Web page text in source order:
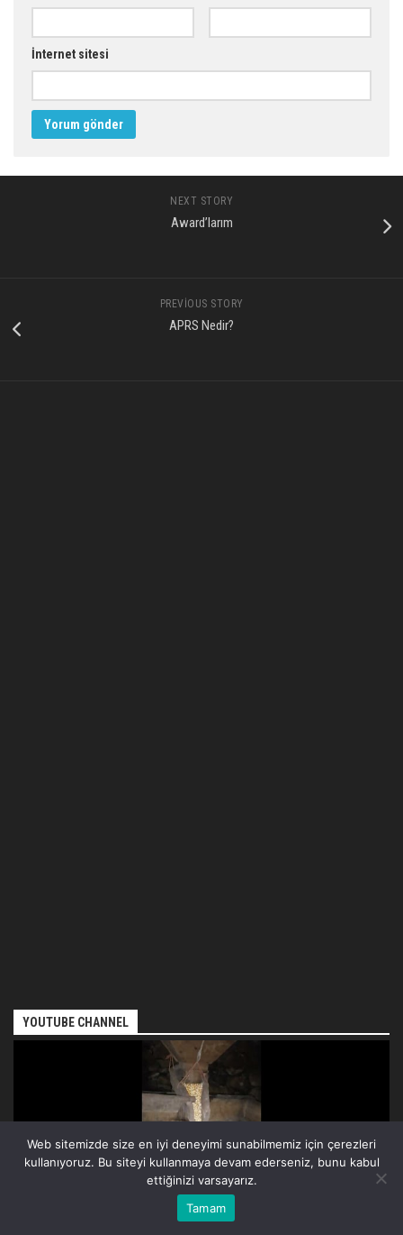
İnternet sitesi
NEXT STORY
Award’larım
PREVIOUS STORY
APRS Nedir?
YOUTUBE CHANNEL
Web sitemizde size en iyi deneyimi sunabilmemiz için çerezleri
kullanıyoruz. Bu siteyi kullanmaya devam ederseniz, bunu kabul
ettiğinizi varsayarız.
Tamam